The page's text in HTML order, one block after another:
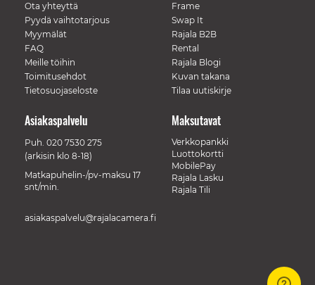
Ota yhteyttä
Pyydä vaihtotarjous
Myymälät
FAQ
Meille töihin
Toimitusehdot
Tietosuojaseloste
Frame
Swap It
Rajala B2B
Rental
Rajala Blogi
Kuvan takana
Tilaa uutiskirje
Maksutavat
Verkkopankki
Luottokortti
MobilePay
Rajala Lasku
Rajala Tili
Asiakaspalvelu
Puh. 020 7530 275
(arkisin klo 8-18)
Matkapuhelin-/pv-maksu 17
snt/min.
asiakaspalvelu@rajalacamera.fi